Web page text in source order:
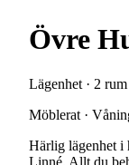
Övre
Lägenhet · 2
Möblerat ·
Härlig lägenhet i